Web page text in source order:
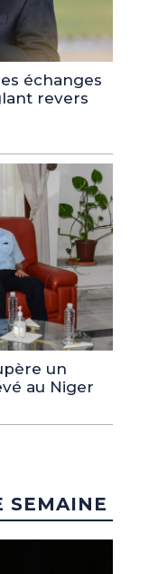
échanges
revers
un
au Niger
SEMAINE